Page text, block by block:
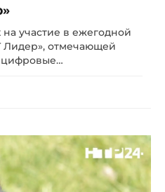
участие в ежегодной
Лидер», отмечающей
цифровые…